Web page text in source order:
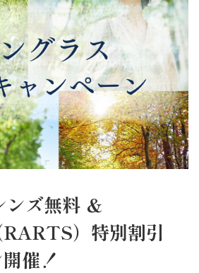
ズ無料 ＆
）特別割引
催！